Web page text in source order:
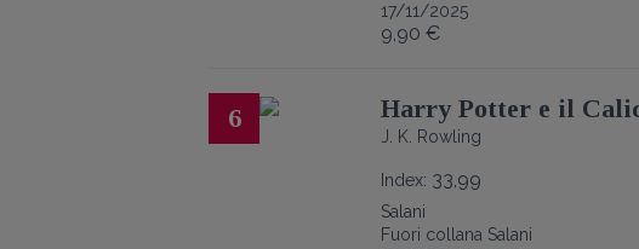
17/11/2025
9,90 €
6 Harry Potter e il
J. K. Rowling
Index: 33,99
Salani
Fuori collana Salani